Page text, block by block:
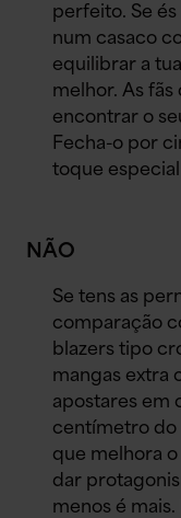
perfeito. Se
num casaco
equilibrar a
melhor. As fãs
encontrar o
Fecha-o por
toque
NÃO
Se tens as
comparação
blazers tipo
mangas extra
apostares em
centímetro do
que melhora
dar
menos é